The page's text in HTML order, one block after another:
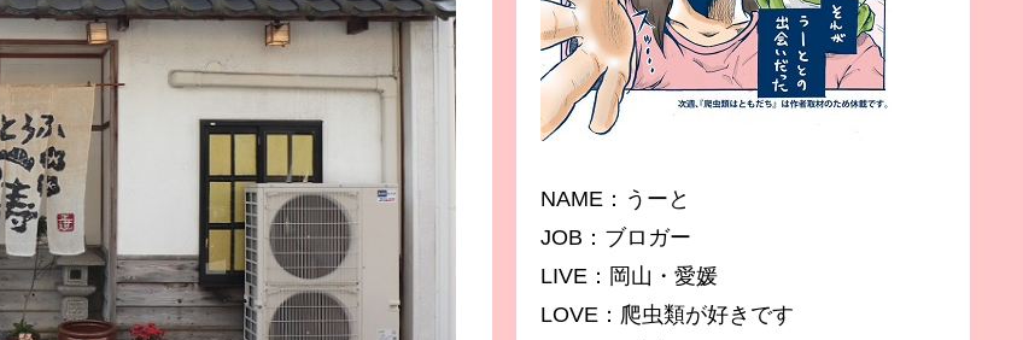
NAME：うーと
JOB：ブロガー
LIVE：岡山・愛媛
LOVE：爬虫類が好きです